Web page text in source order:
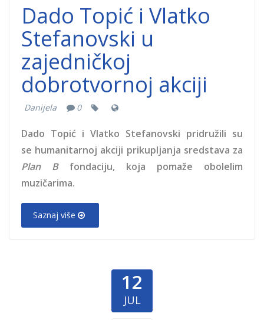
Dado Topić i Vlatko
Stefanovski u
zajedničkoj
dobrotvornoj akciji
Danijela 0
Dado Topić i Vlatko Stefanovski pridružili su
se humanitarnoj akciji prikupljanja sredstava za
Plan Bfondaciju, koja pomaže obolelim
muzičarima.
Saznaj više
12
JUL